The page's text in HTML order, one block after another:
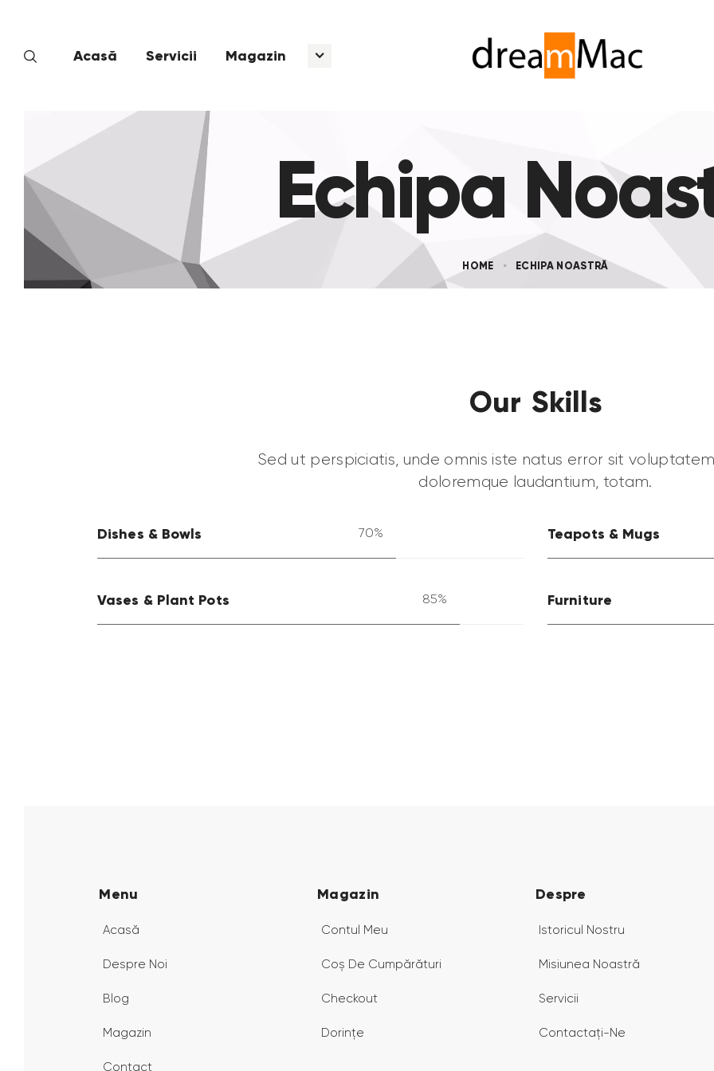
Acasă Servicii Magazin
Echipa
HOME ECHIPA NOASTRĂ
Our Skills
Sed ut perspiciatis, unde omnis iste natus error sit
doloremque laudantium, totam.
Dishes & Bowls 70%
Vases & Plant Pots 85%
Teapots & Mugs
Furniture
Menu
Acasă
Despre Noi
Blog
Magazin
Contact
Magazin
Contul Meu
Coș De Cumpărături
Checkout
Dorințe
Despre
Istoricul Nostru
Misiunea Noastră
Servicii
Contactați-Ne